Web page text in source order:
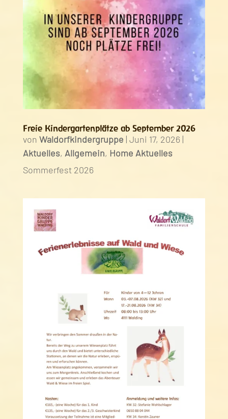
Freie Kindergartenplätze ab September 2026
von Waldorfkindergruppe | Juni 17, 2026 |
Aktuelles, Allgemein, Home Aktuelles
Sommerfest 2026